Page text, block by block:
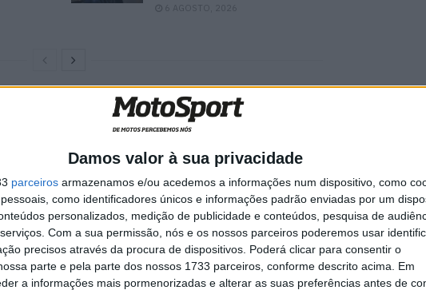
Damos valor à sua privacidade
parceiros armazenamos e/ou acedemos a informações num dispositivo, como
como identificadores únicos e informações padrão enviadas por um
personalizados, medição de publicidade e conteúdos, pesquisa de
Com a sua permissão, nós e os nossos parceiros poderemos usar
precisos através da procura de dispositivos. Poderá clicar para consentir o
parte e pela parte dos nossos 1733 parceiros, conforme descrito acima. Em
a informações mais pormenorizadas e alterar as suas preferências antes de
6 AGOSTO, 2026
da moto e da sua manobralidade”,
configurações eletrónicas, explorando
a ser mais consistente. À tarde, focámo-nos numa
do que uma corrida de sprint, mas não tão longa
forneceu informações valiosas e novas ideias
Foi um dia consistente e interessante.”
se a sessão final em Sepang antes que a
para a Tailândia para os dois últimos dias de testes de